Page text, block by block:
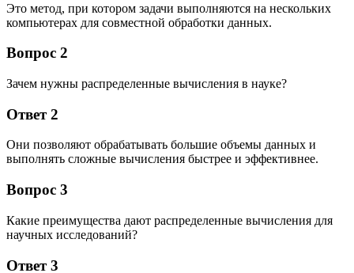
Это метод, при котором задачи выполняются на нескольких
компьютерах для совместной обработки данных.
Вопрос 2
Зачем нужны распределенные вычисления в науке?
Ответ 2
Они позволяют обрабатывать большие объемы данных и
выполнять сложные вычисления быстрее и эффективнее.
Вопрос 3
Какие преимущества дают распределенные вычисления для
научных исследований?
Ответ 3